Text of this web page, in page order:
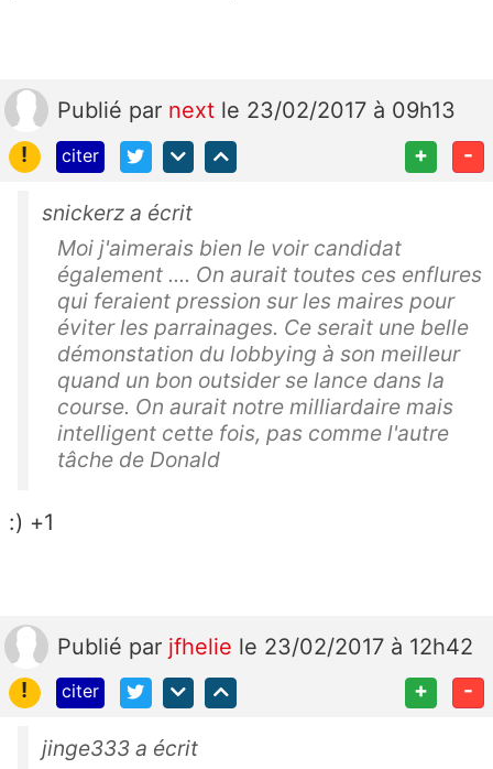
Publié par next le 23/02/2017 à 09h13
!
citer + -
snickerz a écrit
Moi j'aimerais bien le voir candidat
également .... On aurait toutes ces enflures
qui feraient pression sur les maires pour
éviter les parrainages. Ce serait une belle
démonstation du lobbying à son meilleur
quand un bon outsider se lance dans la
course. On aurait notre milliardaire mais
intelligent cette fois, pas comme l'autre
tâche de Donald
:) +1
Publié par jfhelie le 23/02/2017 à 12h42
!
citer + -
jinge333 a écrit